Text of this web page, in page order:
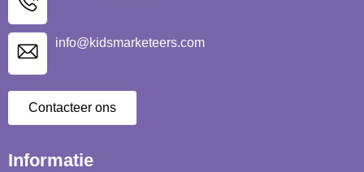
info@kidsmarketeers.com
Contacteer ons
Informatie